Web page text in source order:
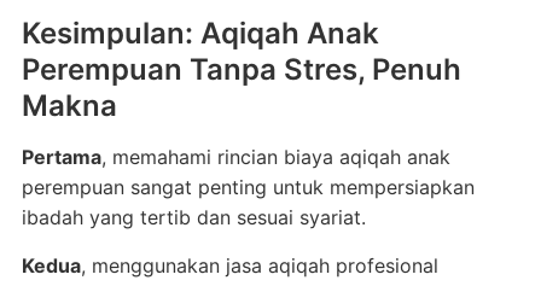
Kesimpulan: Aqiqah Anak
Perempuan Tanpa Stres, Penuh
Makna
Pertama, memahami rincian biaya aqiqah anak
perempuan sangat penting untuk mempersiapkan
ibadah yang tertib dan sesuai syariat.
Kedua, menggunakan jasa aqiqah profesional